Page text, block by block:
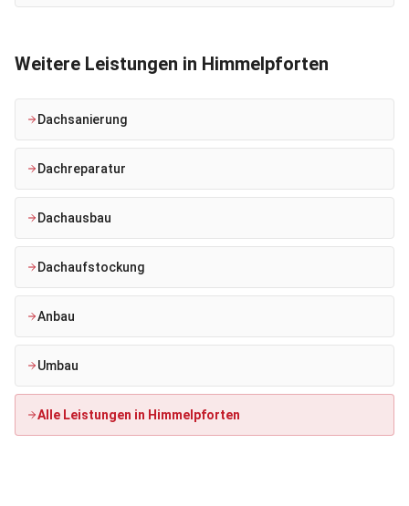
Weitere Leistungen in Himmelpforten
Dachsanierung
Dachreparatur
Dachausbau
Dachaufstockung
Anbau
Umbau
Alle Leistungen in Himmelpforten